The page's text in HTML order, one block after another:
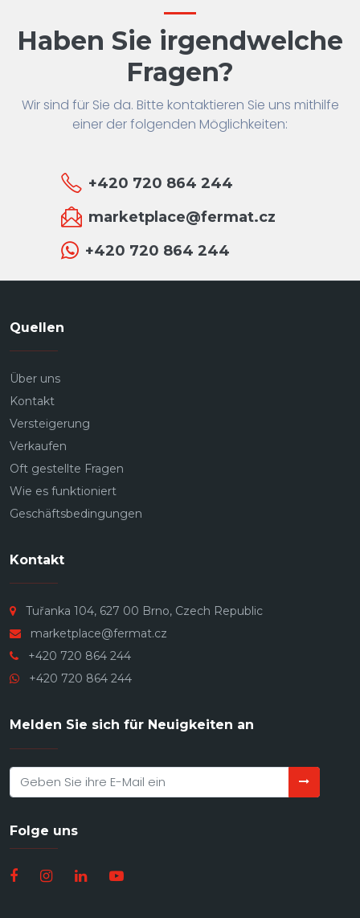
Wählen Sie einen Hersteller aus
Bedingung
Used
Rebuilt
≤ 1995
Zu
FILTER
Haben Sie irgendwelche
Fragen?
Wir sind für Sie da. Bitte kontaktieren Sie uns mithilfe
einer der folgenden Möglichkeiten:
+420 720 864 244
marketplace@fermat.cz
+420 720 864 244
Quellen
Über uns
Kontakt
Versteigerung
Verkaufen
Oft gestellte Fragen
Wie es funktioniert
Geschäftsbedingungen
Kontakt
Tuřanka 104, 627 00 Brno, Czech Republic
marketplace@fermat.cz
+420 720 864 244
+420 720 864 244
Melden Sie sich für Neuigkeiten an
Folge uns